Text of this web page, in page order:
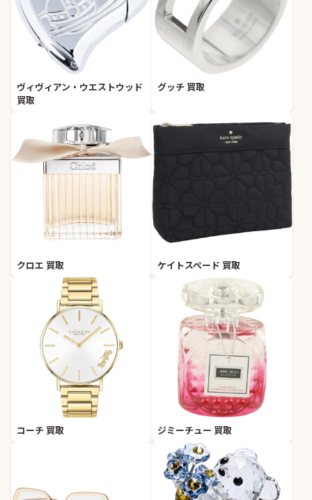
ヴィヴィアン・ウエストウッド
買取
グッチ 買取
クロエ 買取 ケイトスペード 買取
コーチ 買取 ジミーチュー 買取